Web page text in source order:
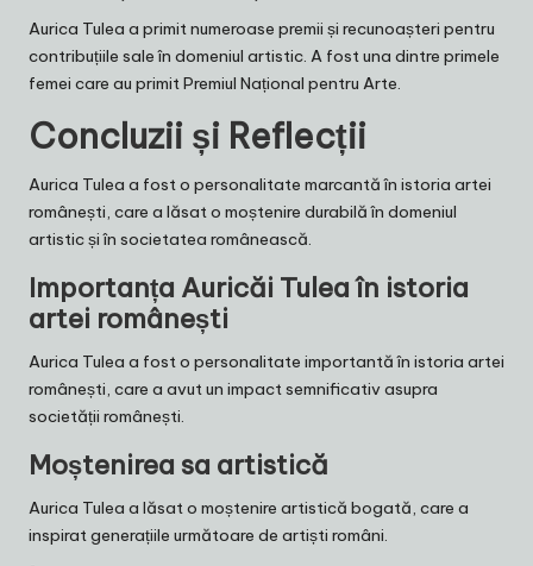
Aurica Tulea a primit numeroase premii și recunoașteri pentru
contribuțiile sale în domeniul artistic. A fost una dintre primele
femei care au primit Premiul Național pentru Arte.
Concluzii și Reflecții
Aurica Tulea a fost o personalitate marcantă în istoria artei
românești, care a lăsat o moștenire durabilă în domeniul
artistic și în societatea românească.
Importanța Auricăi Tulea în istoria
artei românești
Aurica Tulea a fost o personalitate importantă în istoria artei
românești, care a avut un impact semnificativ asupra
societății românești.
Moștenirea sa artistică
Aurica Tulea a lăsat o moștenire artistică bogată, care a
inspirat generațiile următoare de artiști români.